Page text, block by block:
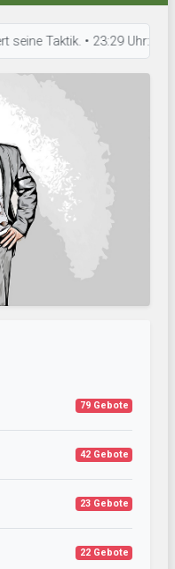
Taktik. • 23:29 Uhr: MKS
79 Gebote
42 Gebote
23 Gebote
22 Gebote